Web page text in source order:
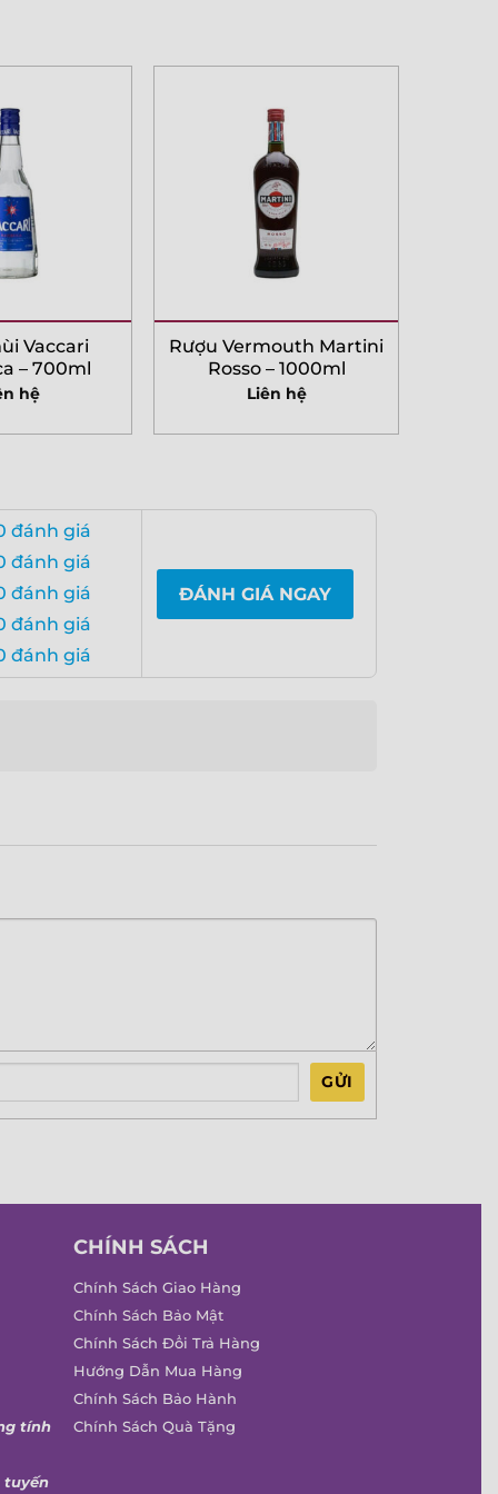
Vaccari
– 700ml
hệ
Rượu Vermouth Martini
Rosso – 1000ml
Liên hệ
đánh giá
đánh giá
đánh giá
đánh giá
đánh giá
ĐÁNH GIÁ NGAY
GỬI
tính
tuyến
CHÍNH SÁCH
Chính Sách Giao Hàng
Chính Sách Bảo Mật
Chính Sách Đổi Trả Hàng
Hướng Dẫn Mua Hàng
Chính Sách Bảo Hành
Chính Sách Quà Tặng